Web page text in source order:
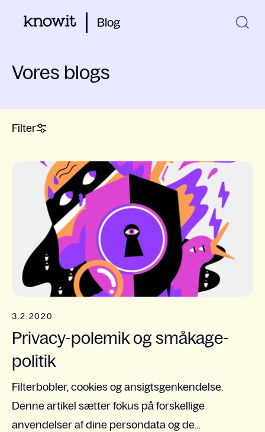
Blog
Vores blogs
Filter
3.2.2020
Privacy-polemik og småkage-
politik
Filterbobler, cookies og ansigtsgenkendelse.
Denne artikel sætter fokus på forskellige
anvendelser af dine persondata og de